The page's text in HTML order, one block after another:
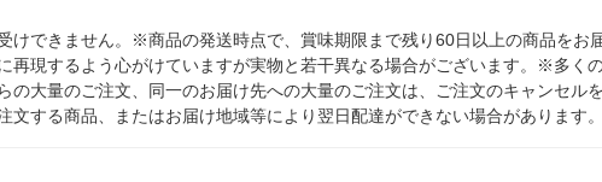
けできません。※商品の発送時点で、賞味期限まで残り60日以上の商品をお
再現するよう心がけていますが実物と若干異なる場合がございます。※多く
の大量のご注文、同一のお届け先への大量のご注文は、ご注文のキャンセル
する商品、またはお届け地域等により翌日配達ができない場合があります。